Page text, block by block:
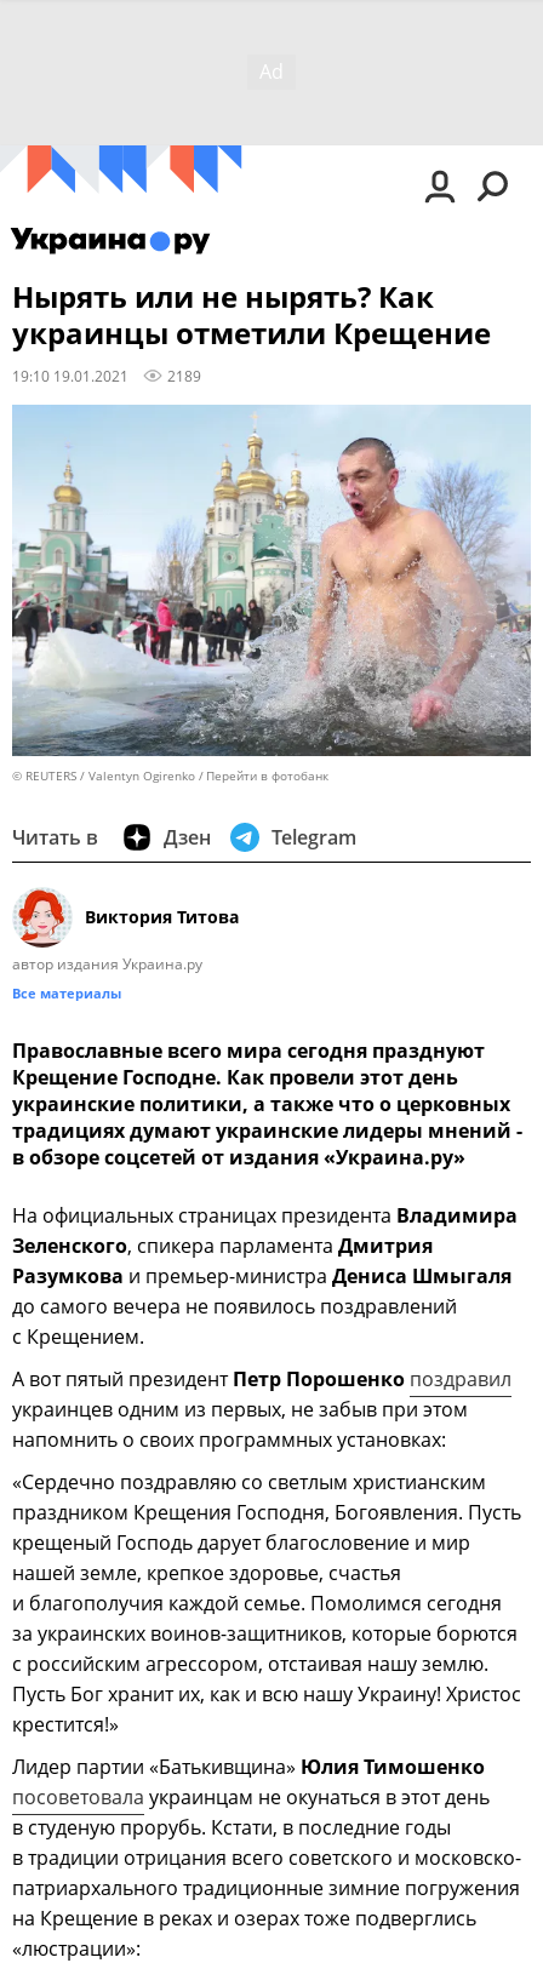
Нырять или не нырять? Как
украинцы отметили Крещение
19:10 19.01.2021 2189
© REUTERS / Valentyn Ogirenko Перейти в фотобанк
Читать в Дзен Telegram
Виктория Титова
автор издания Украина.ру
Все материалы
Православные всего мира сегодня празднуют
Крещение Господне. Как провели этот день
украинские политики, а также что о церковных
традициях думают украинские лидеры мнений -
в обзоре соцсетей от издания «Украина.ру»
На официальных страницах президента Владимира
Зеленского, спикера парламента Дмитрия
Разумкова и премьер-министра Дениса Шмыгаля
до самого вечера не появилось поздравлений
с Крещением.
А вот пятый президентПетр Порошенко поздравил
украинцев одним из первых, не забыв при этом
напомнить о своих программных установках:
«Сердечно поздравляю со светлым христианским
праздником Крещения Господня, Богоявления. Пусть
крещеный Господь дарует благословение и мир
нашей земле, крепкое здоровье, счастья
и благополучия каждой семье. Помолимся сегодня
за украинских воинов-защитников, которые борются
с российским агрессором, отстаивая нашу землю.
Пусть Бог хранит их, как и всю нашу Украину! Христос
крестится!»
Лидер партии «Батькивщина» Юлия Тимошенко
посоветовала украинцам не окунаться в этот день
в студеную прорубь. Кстати, в последние годы
в традиции отрицания всего советского и московско-
патриархального традиционные зимние погружения
на Крещение в реках и озерах тоже подверглись
«люстрации»: